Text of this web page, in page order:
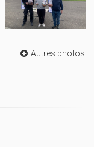
Autres photos